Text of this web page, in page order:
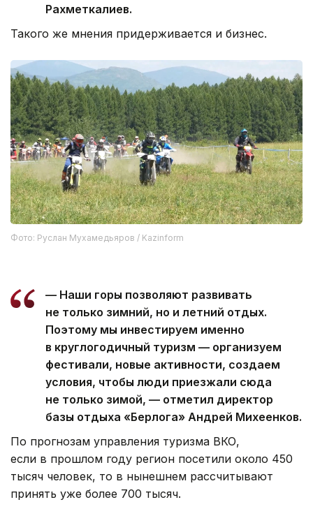
Рахметкалиев.
Такого же мнения придерживается и бизнес.
Фото: Руслан Мухамедьяров / Kazinform
— Наши горы позволяют развивать
не только зимний, но и летний отдых.
Поэтому мы инвестируем именно
в круглогодичный туризм — организуем
фестивали, новые активности, создаем
условия, чтобы люди приезжали сюда
не только зимой, — отметил директор
базы отдыха «Берлога» Андрей Михеенков.
По прогнозам управления туризма ВКО,
если в прошлом году регион посетили около 450
тысяч человек, то в нынешнем рассчитывают
принять уже более 700 тысяч.